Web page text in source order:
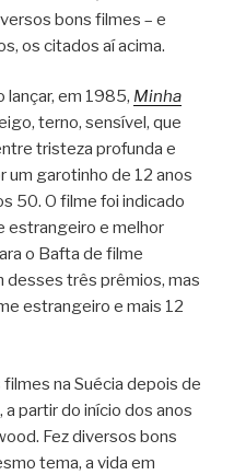
bons filmes – e
os citados aí acima.
lançar, em 1985, Minha
terno, sensível, que
tristeza profunda e
um garotinho de 12 anos
50. O filme foi indicado
estrangeiro e melhor
o Bafta de filme
desses três prêmios, mas
estrangeiro e mais 12
na Suécia depois de
a partir do início dos anos
Fez diversos bons
tema, a vida em